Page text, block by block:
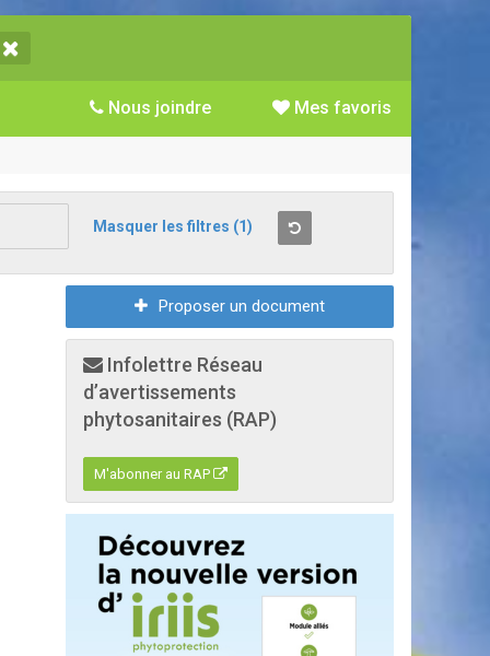
Mes favoris
Nous joindre
Masquer les filtres (1)
Proposer un document
Infolettre Réseau
d’avertissements
phytosanitaires (RAP)
M'abonner au RAP